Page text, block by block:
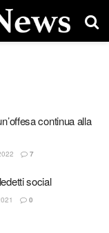
continua alla
7
social
0